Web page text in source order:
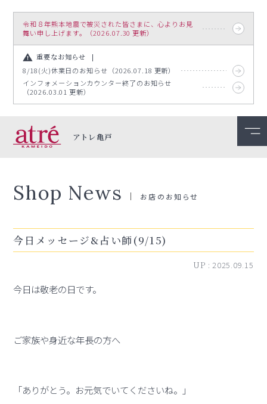
令和８年熊本地震で被災された皆さまに、心よりお見
舞い申し上げます。（2026.07.30 更新）
重要なお知らせ
8/18(火)休業日のお知らせ（2026.07.18 更新）
インフォメーションカウンター終了のお知らせ
（2026.03.01 更新）
アトレ亀戸
Shop News お店のお知らせ
今日メッセージ&占い師(9/15)
UP :2025.09.15
今日は敬老の日です。
ご家族や身近な年長の方へ
「ありがとう。お元気でいてくださいね。」